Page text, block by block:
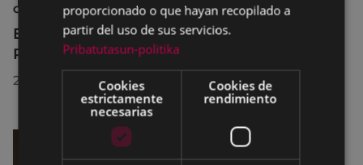
CULTURA
El Museo de la Industria Armera recibe el
Premio Delta Cultura a la Trayectoria 2026
23/07/2026
proporcionado o que hayan recopilado a
partir del uso de sus servicios.
Pribatutasun-politika
Cookies
estrictamente
necesarias
Cookies de
rendimiento